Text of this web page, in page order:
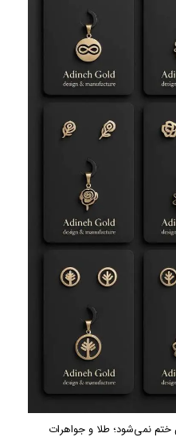
ختم نمی‌شود؛ طلا و جواهرات